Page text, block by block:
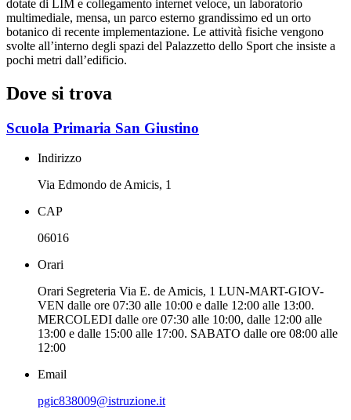
dotate di LIM e collegamento internet veloce, un laboratorio
multimediale, mensa, un parco esterno grandissimo ed un orto
botanico di recente implementazione. Le attività fisiche vengono
svolte all’interno degli spazi del Palazzetto dello Sport che insiste a
pochi metri dall’edificio.
Dove si trova
Scuola Primaria San Giustino
Indirizzo
Via Edmondo de Amicis, 1
CAP
06016
Orari
Orari Segreteria Via E. de Amicis, 1 LUN-MART-GIOV-
VEN dalle ore 07:30 alle 10:00 e dalle 12:00 alle 13:00.
MERCOLEDI dalle ore 07:30 alle 10:00, dalle 12:00 alle
13:00 e dalle 15:00 alle 17:00. SABATO dalle ore 08:00 alle
12:00
Email
pgic838009@istruzione.it